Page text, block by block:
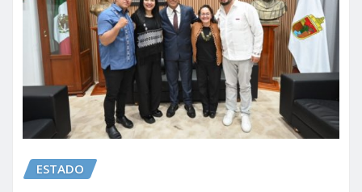
ESTADO